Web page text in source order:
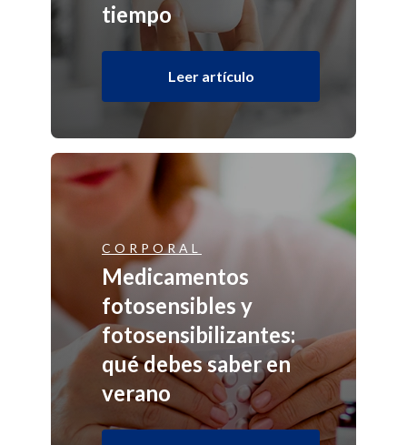
tiempo
Leer artículo
CORPORAL
Medicamentos
fotosensibles y
fotosensibilizantes:
qué debes saber en
verano